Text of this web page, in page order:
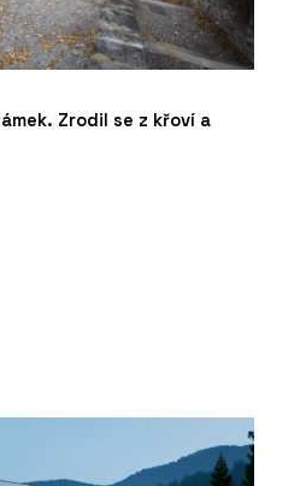
Zrodil se z křoví a